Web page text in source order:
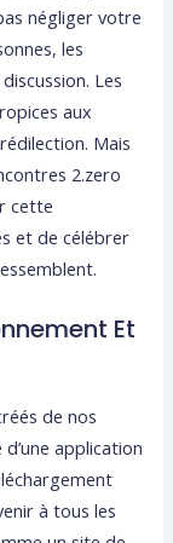
négliger votre
les
Les
aux
Mais
2.zero
cette
et de célébrer
Et
de nos
application
à tous les